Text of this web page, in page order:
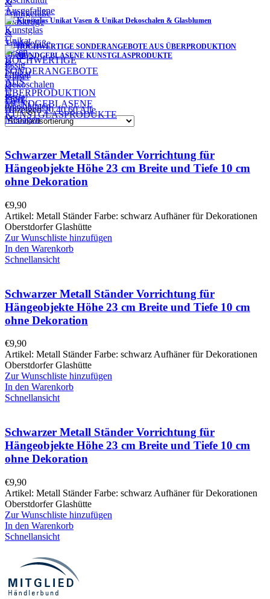
Kunstglas Unikat Vasen & Unikat Dekoschalen & Glasblumen
HOCHWERTIGE SONDERANGEBOTE AUS ÜBERPRODUKTION
MUNDGEBLASENE KUNSTGLASPRODUKTE
Filter
Anzeigen204060Alle
Schwarzer Metall Ständer Vorrichtung für
Hängeobjekte Höhe 23 cm Breite und Tiefe 10 cm
ohne Dekoration
€9,90
Artikel: Metall Ständer Farbe: schwarz Aufhäner für Dekorationen
Oberstdorfer Glashütte
Zur Wunschliste hinzufügen
In den Warenkorb
Schnellansicht
Schwarzer Metall Ständer Vorrichtung für
Hängeobjekte Höhe 23 cm Breite und Tiefe 10 cm
ohne Dekoration
€9,90
Artikel: Metall Ständer Farbe: schwarz Aufhäner für Dekorationen
Oberstdorfer Glashütte
Zur Wunschliste hinzufügen
In den Warenkorb
Schnellansicht
Schwarzer Metall Ständer Vorrichtung für
Hängeobjekte Höhe 23 cm Breite und Tiefe 10 cm
ohne Dekoration
€9,90
Artikel: Metall Ständer Farbe: schwarz Aufhäner für Dekorationen
Oberstdorfer Glashütte
Zur Wunschliste hinzufügen
In den Warenkorb
Schnellansicht